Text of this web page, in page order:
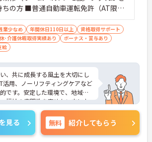
ちの方 ■普通自動車運転免許（AT限定
※業務で運転します
業少なめ 年間休日110日以上
資格取得サポート
･介護休暇取得実績あり
ボーナス・賞与あり
給
、共に成長する風土を大切にし
活用、ノーリフティングケアなど
です。安定した環境で、地域に
福祉の専門性を高めたい方にお
面接対策ポイントなど、さらに
ますのでお気軽にご相談くださ
見る 無料 紹介してもらう